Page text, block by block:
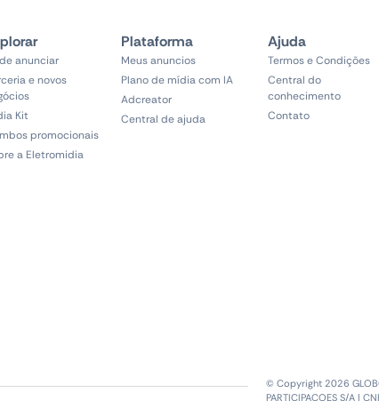
anunciar
e novos
Kit
promocionais
a Eletromidia
Plataforma
Meus anuncios
Plano de mídia com IA
Adcreator
Central de ajuda
Ajuda
Termos e Condições
Central do
conhecimento
Contato
© Copyright 2026
PARTICIPACOES S/A |